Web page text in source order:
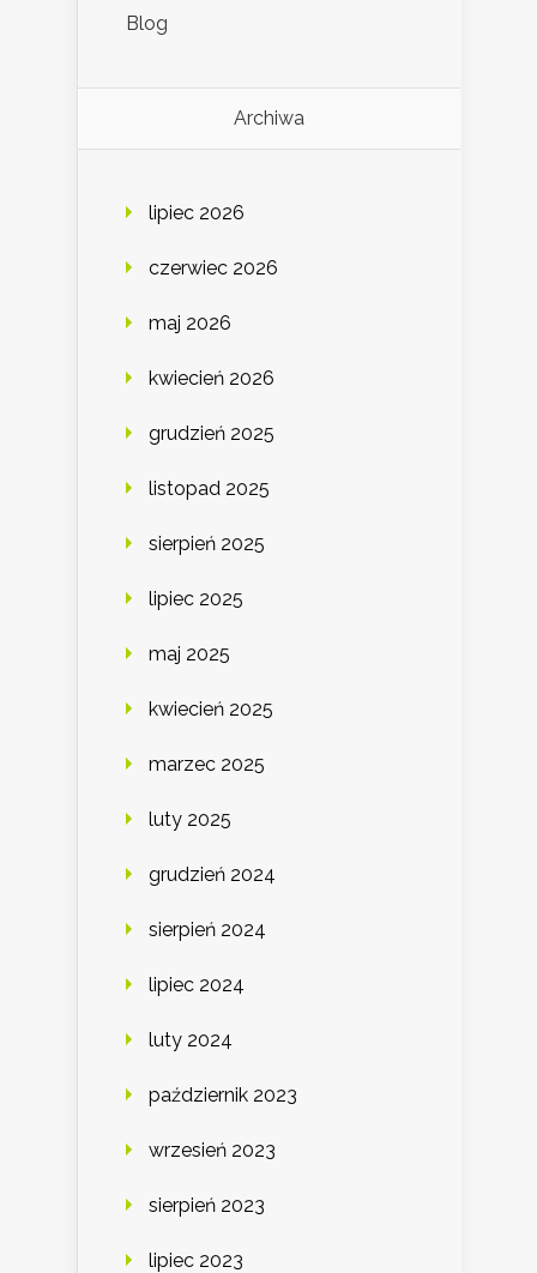
Blog
Archiwa
lipiec 2026
czerwiec 2026
maj 2026
kwiecień 2026
grudzień 2025
listopad 2025
sierpień 2025
lipiec 2025
maj 2025
kwiecień 2025
marzec 2025
luty 2025
grudzień 2024
sierpień 2024
lipiec 2024
luty 2024
październik 2023
wrzesień 2023
sierpień 2023
lipiec 2023